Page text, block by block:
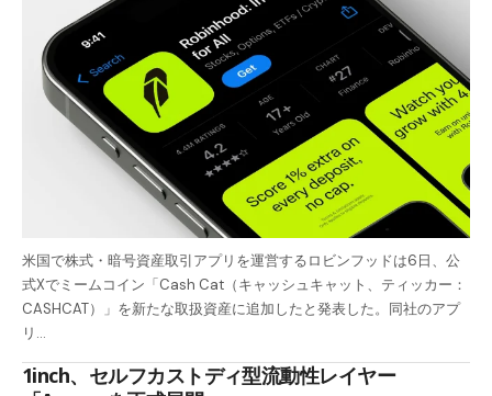
米国で株式・暗号資産取引アプリを運営するロビンフッドは6日、公
式Xでミームコイン「Cash Cat（キャッシュキャット、ティッカー：
CASHCAT）」を新たな取扱資産に追加したと発表した。同社のアプ
リ…
1inch、セルフカストディ型流動性レイヤー